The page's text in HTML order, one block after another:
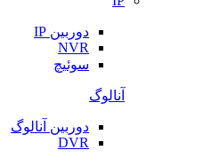
دوربین IP
NVR
سوئیچ
آنالوگ
دوربین آنالوگ
DVR